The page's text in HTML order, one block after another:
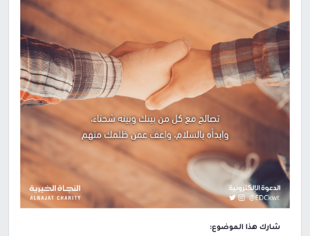
شارك هذا الموضوع: